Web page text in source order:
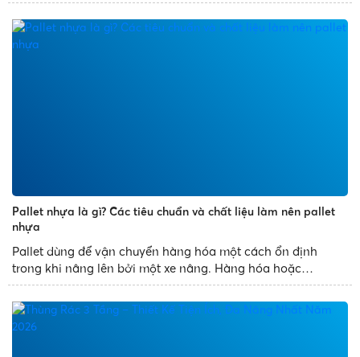
trên một cách dễ dàng, Nhựa Phát Thành chia sẻ bài...
Pallet nhựa là gì? Các tiêu chuẩn và chất liệu làm nên pallet
nhựa
Pallet dùng để vận chuyển hàng hóa một cách ổn định
trong khi nâng lên bởi một xe nâng. Hàng hóa hoặc
container vận chuyển thường được đặt trên pallet được
đảm bảo khi vận chuyển. Kể từ khi pallet được ra đời, việc
sử dụng nó thay thế...